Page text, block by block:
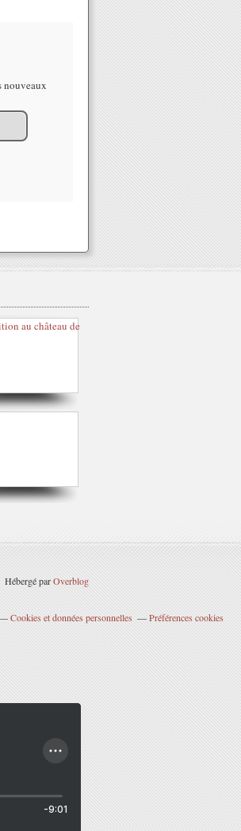
nouveaux
Hébergé parOverblog
Cookies et données personnelles Préférences cookies
-9:01